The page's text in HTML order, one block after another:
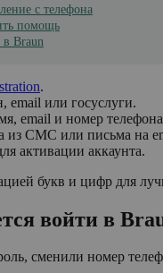
с телефона
помощь
Braun
.
email или госуслуги.
email и номер
из СМС или письма на
активации аккаунта.
букв и цифр для
войти в
сменили номер